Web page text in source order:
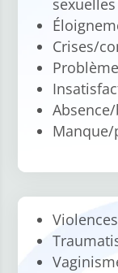
sexuelles
Crises/
Manque/